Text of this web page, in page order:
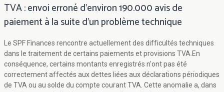
TVA : envoi erroné d'environ 190.000 avis de
paiement à la suite d'un problème technique
Le SPF Finances rencontre actuellement des difficultés techniques
dans le traitement de certains paiements et provisions TVA.En
conséquence, certains montants enregistrés n'ont pas été
correctement affectés aux dettes liées aux déclarations périodiques
de TVA ou au solde du compte courant TVA. Cette anomalie a, dans